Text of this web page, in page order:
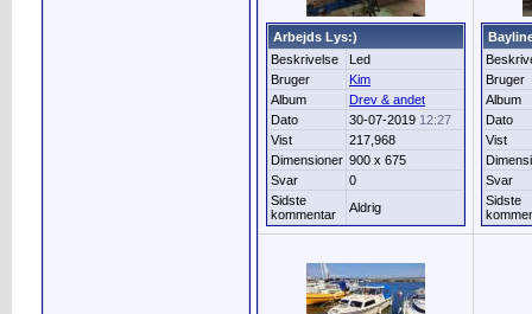
Arbejds Lys:)
Beskrivelse
Led
Bruger
Kim
Album
Drev & andet
Dato
30-07-2019 12:27
Vist
217,968
Dimensioner 900 x 675
Svar
0
Sidste
kommentar
Aldrig
Bruger
Album
Dato
Vist
Svar
Sidste